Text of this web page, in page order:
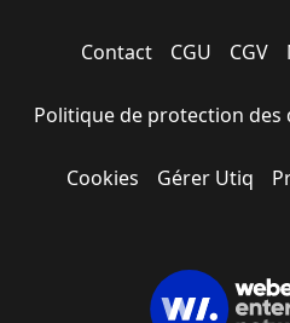
Contact CGU CGV
Politique de protection des
Cookies Gérer Utiq